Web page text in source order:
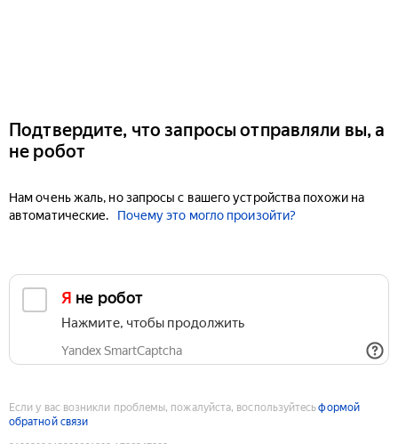
Подтвердите, что запросы отправляли вы, а
не робот
Нам очень жаль, но запросы с вашего устройства похожи на
автоматические.
Почему это могло произойти?
Я не робот
Нажмите, чтобы продолжить
Yandex SmartCaptcha
Если у вас возникли проблемы, пожалуйста, воспользуйтесьформой
обратной связи